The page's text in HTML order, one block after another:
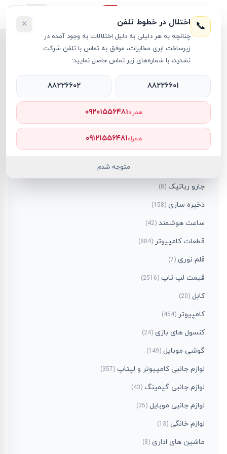
دسته‌بندی‌ها
همه محصولات
اسپیکر (
18
)
تجهیزات شبکه (
413
)
جارو رباتیک (
8
)
ذخیره سازی (
158
)
ساعت هوشمند (
42
)
قطعات کامپیوتر (
884
)
قلم نوری (
7
)
قیمت لپ تاپ (
2516
)
کابل (
20
)
کامپیوتر (
454
)
کنسول های بازی (
24
)
گوشی موبایل (
149
)
لوازم جانبی کامپیوتر و لپتاپ (
357
)
لوازم جانبی گیمینگ (
43
)
لوازم جانبی موبایل (
35
)
لوازم خانگی (
13
)
ماشین های اداری (
8
)
📞 اختلال در خطوط تلفن
چنانچه به هر دلیلی به دلیل اختلالات به وجود آمده در
زیرساخت ابری مخابرات، موفق به تماس با تلفن شرکت
نشدید، با شماره‌های زیر تماس حاصل نمایید:
×
۸۸۲۲۶۶۰۱ ۸۸۲۲۶۶۰۲
همراه۰۹۲۰۱۵۵۶۴۸۱
همراه۰۹۱۲۱۵۵۶۴۸۱
متوجه شدم